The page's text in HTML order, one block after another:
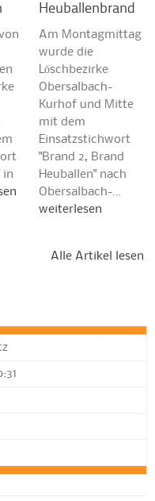
in
Heuballenbrand
Am Montagmittag
wurde die
Löschbezirke
Obersalbach-
Kurhof und Mitte
mit dem
Einsatzstichwort
"Brand 2, Brand
Heuballen" nach
Obersalbach-…
weiterlesen
Alle Artikel lesen